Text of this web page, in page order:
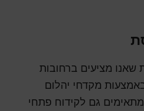
שאנו מציעים ברחובות
מקדחי יהלום
גם לקידוח פתחי